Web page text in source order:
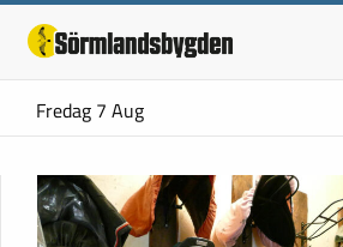
Fredag 7 Aug